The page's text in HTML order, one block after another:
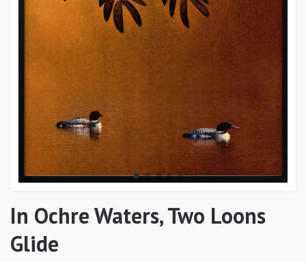
In Ochre Waters, Two Loons
Glide